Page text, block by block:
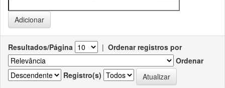
Resultados/Página | Ordenar registros por
Ordenar
Registro(s)